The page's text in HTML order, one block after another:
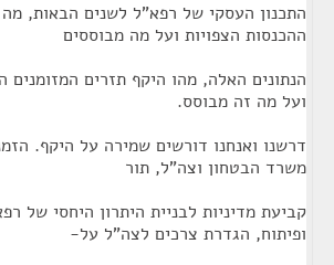
התכנון העסקי של רפא"ל לשנים הבאות,
ההכנסות הצפויות ועל מה מבוססים
הנתונים האלה, מהו היקף תזרים המזומנים
ועל מה זה מבוסס.
דרשנו ואנחנו דורשים שמירה על היקף.
משרד הבטחון וצה"ל, תור
קביעת מדיניות לבניית היתרון היחסי של
ופיתוח, הגדרת צרכים לצה"ל על-